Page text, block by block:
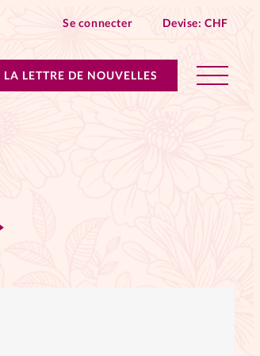
Se connecter Devise:CHF
LETTRE DE NOUVELLES